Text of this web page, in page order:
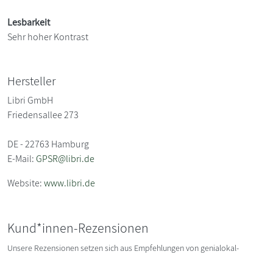
Lesbarkeit
Sehr hoher Kontrast
Hersteller
Libri GmbH
Friedensallee 273
DE - 22763 Hamburg
E-Mail:GPSR@libri.de
Website:www.libri.de
Kund*innen-Rezensionen
Unsere Rezensionen setzen sich aus Empfehlungen von genialokal-